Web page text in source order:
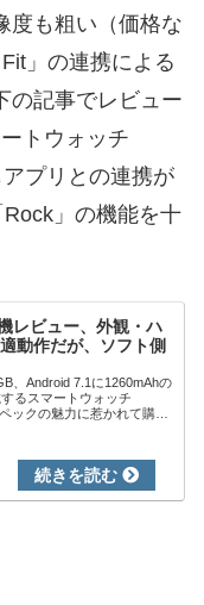
度も粗い（価格な
」の連携による
の記事でレビュー
トウォッチ
アプリとの連携が
」の機能を十
レビュー、外観・ハ
動作だが、ソフト側
、Android 7.1に1260mAhの
るスマートウォッチ
ックの魅力に惹かれて購入